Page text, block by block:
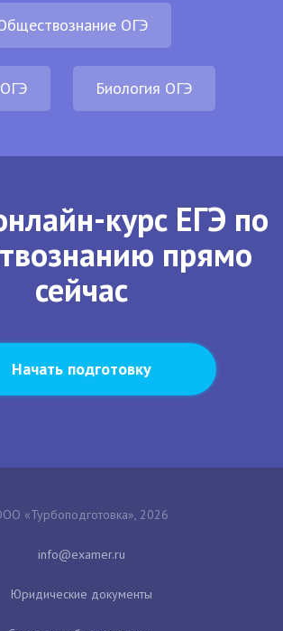
ОГЭ
Биология ОГЭ
курс ЕГЭ по
прямо
сейчас
Начать подготовку
«Турбоподготовка», 2026
Юридические документы